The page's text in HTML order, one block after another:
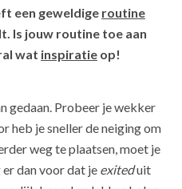
een geweldige routine
Is jouw routine toe aan
wat inspiratie op!
gedaan. Probeer je wekker
heb je sneller de neiging om
weg te plaatsen, moet je
dan voor dat je exiteduit